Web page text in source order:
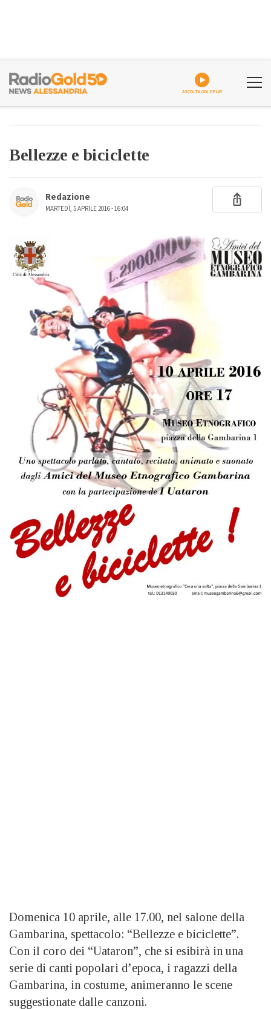
ASCOLTA GOLDPLAY
Bellezze e biciclette
Redazione
MARTEDÌ, 5 APRILE 2016 - 16:04
Domenica 10 aprile, alle 17.00, nel salone della
Gambarina, spettacolo: “Bellezze e biciclette”.
Con il coro dei “Uataron”, che si esibirà in una
serie di canti popolari d’epoca, i ragazzi della
Gambarina, in costume, animeranno le scene
suggestionate dalle canzoni.